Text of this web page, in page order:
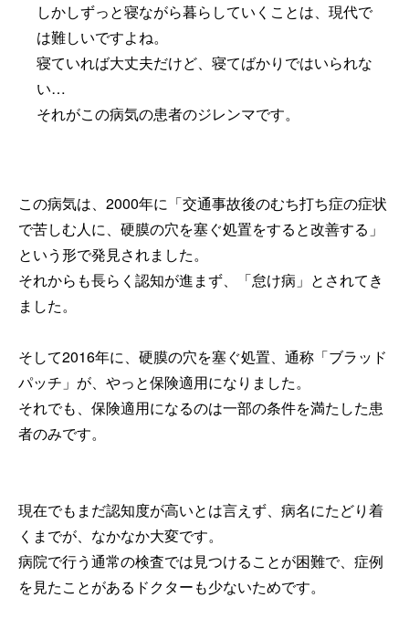
しかしずっと寝ながら暮らしていくことは、現代で
は難しいですよね。
寝ていれば大丈夫だけど、寝てばかりではいられな
い…
それがこの病気の患者のジレンマです。
この病気は、2000年に「交通事故後のむち打ち症の症状
で苦しむ人に、硬膜の穴を塞ぐ処置をすると改善する」
という形で発見されました。
それからも長らく認知が進まず、「怠け病」とされてき
ました。
そして2016年に、硬膜の穴を塞ぐ処置、通称「ブラッド
パッチ」が、やっと保険適用になりました。
それでも、保険適用になるのは一部の条件を満たした患
者のみです。
現在でもまだ認知度が高いとは言えず、病名にたどり着
くまでが、なかなか大変です。
病院で行う通常の検査では見つけることが困難で、症例
を見たことがあるドクターも少ないためです。